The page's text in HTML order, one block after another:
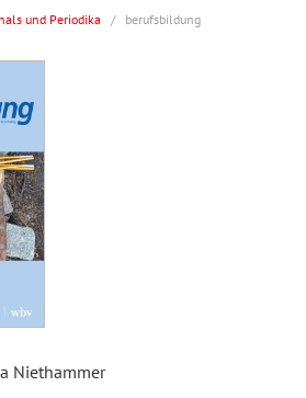
und Periodika / berufsbildung
Niethammer